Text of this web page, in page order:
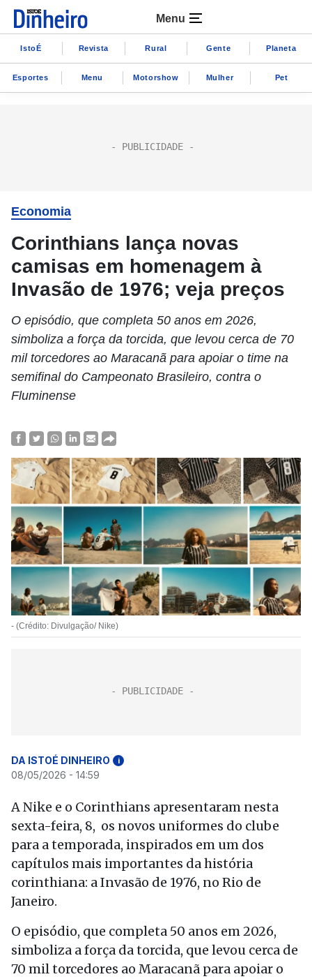
Menu
IstoÉ Revista Rural Gente Planeta
Esportes Menu Motorshow Mulher Pet
Economia
Corinthians lança novas
camisas em homenagem à
Invasão de 1976; veja preços
O episódio, que completa 50 anos em 2026,
simboliza a força da torcida, que levou cerca de 70
mil torcedores ao Maracanã para apoiar o time na
semifinal do Campeonato Brasileiro, contra o
Fluminense
- (Crédito: Divulgação/ Nike)
DA ISTOÉ DINHEIRO i
08/05/2026 - 14:59
A Nike e o Corinthians apresentaram nesta
sexta-feira, 8, os novos uniformes do clube
para a temporada, inspirados em um dos
capítulos mais importantes da história
corinthiana: a Invasão de 1976, no Rio de
Janeiro.
O episódio, que completa 50 anos em 2026,
simboliza a força da torcida, que levou cerca de
70 mil torcedores ao Maracanã para apoiar o